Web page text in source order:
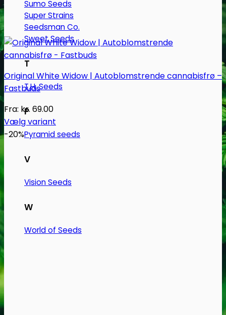
Sumo Seeds
Super Strains
Seedsman Co.
Sweet Seeds
T
T.H. Seeds
P
Pyramid seeds
V
Vision Seeds
W
World of Seeds
Original White Widow | Autoblomstrende cannabisfrø –
Fastbuds
Fra: kr. 69.00
Vælg variant
Dette
har
varianter.
kan
på
varesiden
-20%